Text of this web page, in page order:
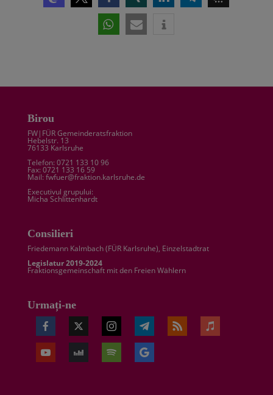
Birou
FW|FÜR Gemeinderatsfraktion
Hebelstr. 13
76133 Karlsruhe
Telefon: 0721 133 10 96
Fax: 0721 133 16 59
Mail: fwfuer@fraktion.karlsruhe.de
Executivul grupului:
Micha Schlittenhardt
Consilieri
Friedemann Kalmbach (FÜR Karlsruhe), Einzelstadtrat
Legislatur 2019-2024
Fraktionsgemeinschaft mit den Freien Wählern
Urmați-ne